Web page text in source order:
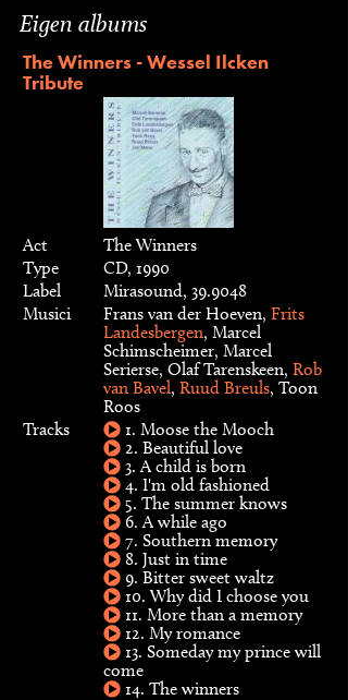
Eigen albums
The Winners - Wessel Ilcken
Tribute
Act
The Winners
Type
CD, 1990
Label
Mirasound, 39.9048
Musici
Frans van der Hoeven, Frits
Landesbergen, Marcel
Schimscheimer, Marcel
Serierse, Olaf Tarenskeen, Rob
van Bavel, Ruud Breuls, Toon
Roos
Tracks
1. Moose the Mooch
2. Beautiful love
3. A child is born
4. I'm old fashioned
5. The summer knows
6. A while ago
7. Southern memory
8. Just in time
9. Bitter sweet waltz
10. Why did I choose you
11. More than a memory
12. My romance
13. Someday my prince will
come
14. The winners